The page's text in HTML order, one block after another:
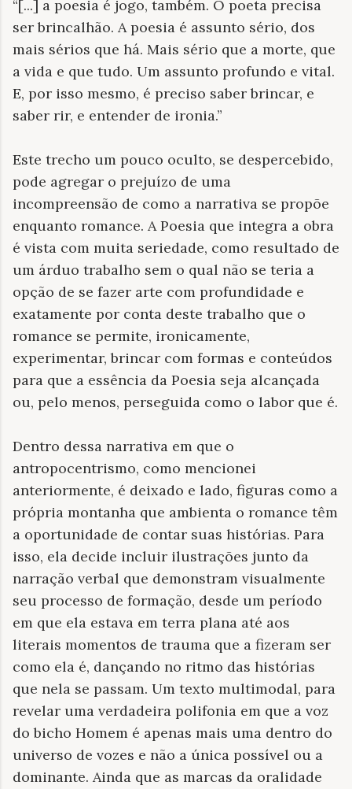
“[...] a poesia é jogo, também. O poeta precisa
ser brincalhão. A poesia é assunto sério, dos
mais sérios que há. Mais sério que a morte, que
a vida e que tudo. Um assunto profundo e vital.
E, por isso mesmo, é preciso saber brincar, e
saber rir, e entender de ironia.”
Este trecho um pouco oculto, se despercebido,
pode agregar o prejuízo de uma
incompreensão de como a narrativa se propõe
enquanto romance. A Poesia que integra a obra
é vista com muita seriedade, como resultado de
um árduo trabalho sem o qual não se teria a
opção de se fazer arte com profundidade e
exatamente por conta deste trabalho que o
romance se permite, ironicamente,
experimentar, brincar com formas e conteúdos
para que a essência da Poesia seja alcançada
ou, pelo menos, perseguida como o labor que é.
Dentro dessa narrativa em que o
antropocentrismo, como mencionei
anteriormente, é deixado e lado, figuras como a
própria montanha que ambienta o romance têm
a oportunidade de contar suas histórias. Para
isso, ela decide incluir ilustrações junto da
narração verbal que demonstram visualmente
seu processo de formação, desde um período
em que ela estava em terra plana até aos
literais momentos de trauma que a fizeram ser
como ela é, dançando no ritmo das histórias
que nela se passam. Um texto multimodal, para
revelar uma verdadeira polifonia em que a voz
do bicho Homem é apenas mais uma dentro do
universo de vozes e não a única possível ou a
dominante. Ainda que as marcas da oralidade